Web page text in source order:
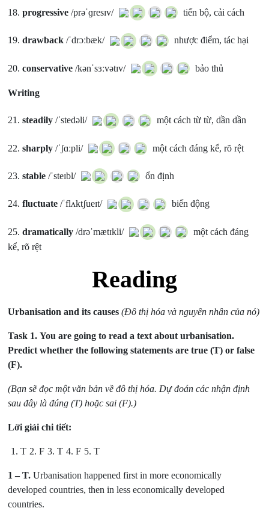
18.progressive /prəˈɡresɪv/ tiến bộ, cải cách
19.drawback /ˈdrɔːbæk/ nhược điểm, tác hại
20.conservative /kənˈsɜːvətɪv/ bảo thủ
Writing
21.steadily /ˈstedəli/ một cách từ từ, dần dần
22.sharply /ˈʃɑːpli/ một cách đáng kể, rõ rệt
23.stable /ˈsteɪbl/ ổn định
24.fluctuate /ˈflʌktʃueɪt/ biến động
25.dramatically /drəˈmætɪkli/
một cách đáng
kể, rõ rệt
Reading
Urbanisation and its causes(Đô thị hóa và nguyên nhân của nó)
Task 1. You are going to read a text about urbanisation.
Predict whether the following statements are true (T) or false
(F).
(Bạn sẽ đọc một văn bản về đô thị hóa. Dự đoán các nhận định
sau đây là đúng (T) hoặc sai (F).)
Lời giải chi tiết:
1. T 2. F 3. T 4. F 5. T
1 – T. Urbanisation happened first in more economically
developed countries, then in less economically developed
countries.